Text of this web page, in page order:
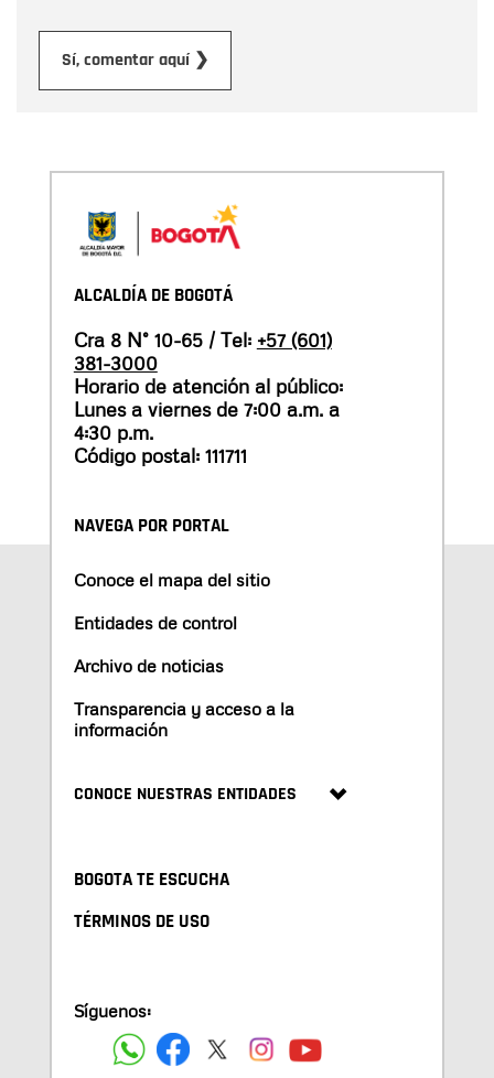
Sí, comentar aquí ❯
ALCALDÍA DE BOGOTÁ
Cra 8 N° 10-65 / Tel: +57 (601)
381-3000
Horario de atención al público:
Lunes a viernes de 7:00 a.m. a
4:30 p.m.
Código postal: 111711
NAVEGA POR PORTAL
Conoce el mapa del sitio
Entidades de control
Archivo de noticias
Transparencia y acceso a la
información
CONOCE NUESTRAS ENTIDADES
BOGOTA TE ESCUCHA
TÉRMINOS DE USO
Síguenos: